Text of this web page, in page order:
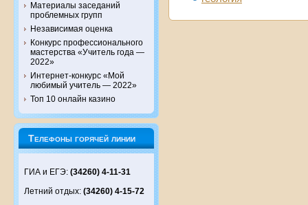
Материалы заседаний
проблемных групп
Независимая оценка
Конкурс профессионального
мастерства «Учитель года —
2022»
Интернет-конкурс «Мой
любимый учитель — 2022»
Топ 10 онлайн казино
Телефоны горячей линии
ГИА и ЕГЭ: (34260) 4-11-31
Летний отдых: (34260) 4-15-72